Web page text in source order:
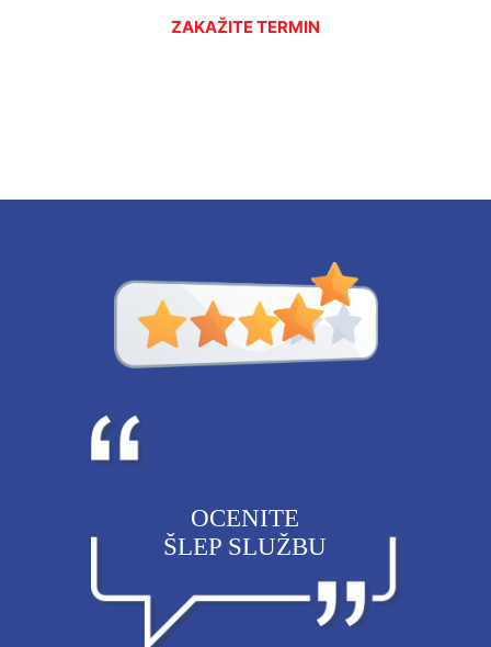
ZAKAŽITE TERMIN
OCENITE
ŠLEP SLUŽBU